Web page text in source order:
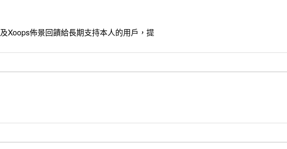
Xoops佈景回饋給長期支持本人的用戶，提